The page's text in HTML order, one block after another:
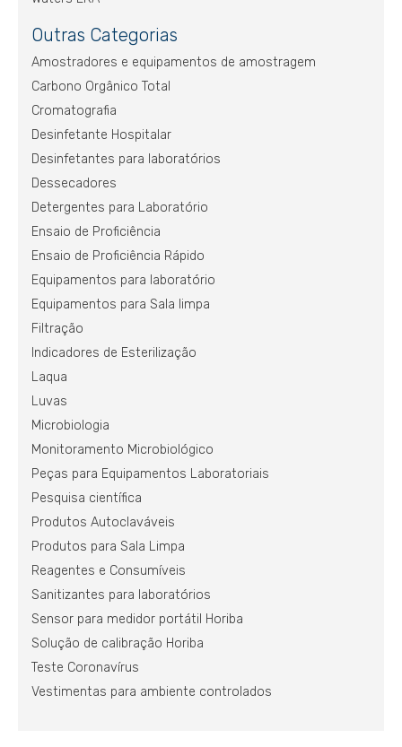
Outras Categorias
Amostradores e equipamentos de amostragem
Carbono Orgânico Total
Cromatografia
Desinfetante Hospitalar
Desinfetantes para laboratórios
Dessecadores
Detergentes para Laboratório
Ensaio de Proficiência
Ensaio de Proficiência Rápido
Equipamentos para laboratório
Equipamentos para Sala limpa
Filtração
Indicadores de Esterilização
Laqua
Luvas
Microbiologia
Monitoramento Microbiológico
Peças para Equipamentos Laboratoriais
Pesquisa científica
Produtos Autoclaváveis
Produtos para Sala Limpa
Reagentes e Consumíveis
Sanitizantes para laboratórios
Sensor para medidor portátil Horiba
Solução de calibração Horiba
Teste Coronavírus
Vestimentas para ambiente controlados